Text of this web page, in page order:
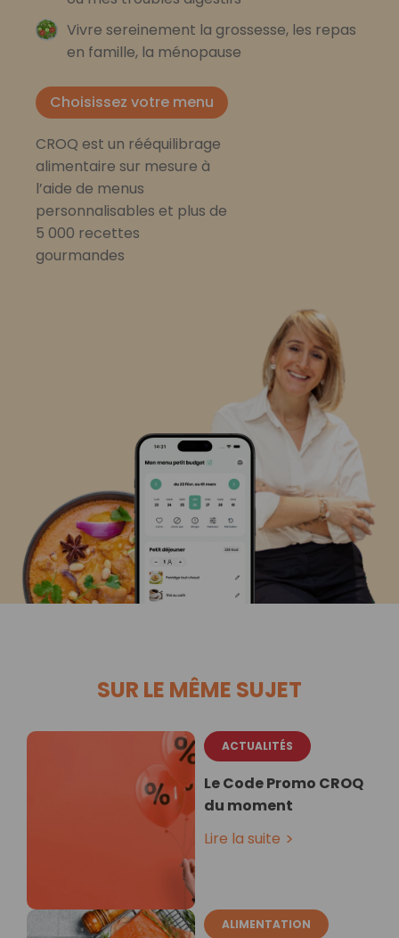
Vivre sereinement la grossesse, les repas
en famille, la ménopause
Choisissez votre menu
CROQ est un rééquilibrage
alimentaire sur mesure à
l’aide de menus
personnalisables et plus de
5 000 recettes
gourmandes
SUR LE MÊME SUJET
ACTUALITÉS
Le Code Promo CROQ
du moment
Lire la suite
ALIMENTATION